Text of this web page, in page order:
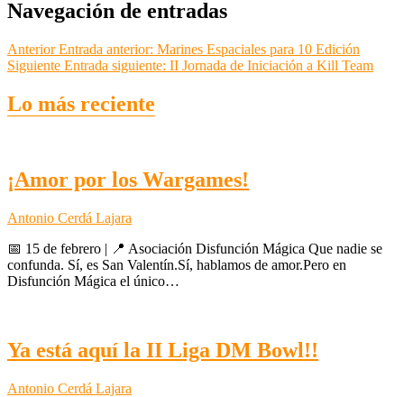
Navegación de entradas
Anterior Entrada anterior: Marines Espaciales para 10 Edición
Siguiente Entrada siguiente: II Jornada de Iniciación a Kill Team
Lo más reciente
¡Amor por los Wargames!
Antonio Cerdá Lajara
📅 15 de febrero | 📍 Asociación Disfunción Mágica Que nadie se
confunda. Sí, es San Valentín.Sí, hablamos de amor.Pero en
Disfunción Mágica el único…
Ya está aquí la II Liga DM Bowl!!
Antonio Cerdá Lajara